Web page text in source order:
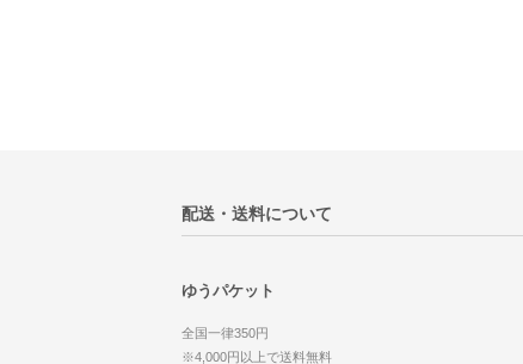
配送・送料について
ゆうパケット
全国一律350円
※4,000円以上で送料無料